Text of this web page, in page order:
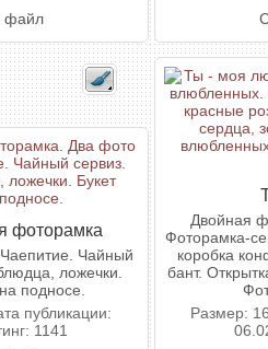
файл
фоторамка
Чайный
ложечки.
подносе.
публикации:
1141
Двойная
Фоторамка-
коробка
бант.
Размер: